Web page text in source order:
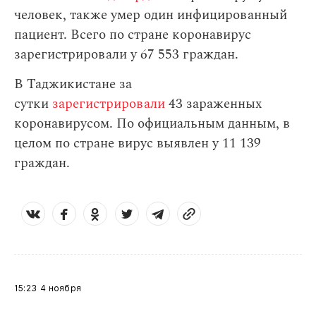
человек, также умер один инфицированный
пациент. Всего по стране коронавирус
зарегистрировали у 67 553 граждан.
В Таджикистане за
сутки зарегистрировали43 зараженных
коронавирусом. По официальным данным, в
целом по стране вирус выявлен у 11 139
граждан.
15:23 4 ноября